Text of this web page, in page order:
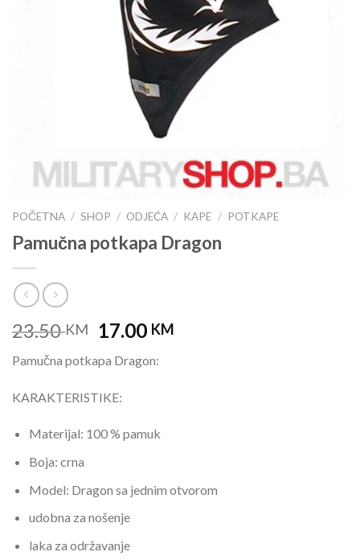
POČETNA / SHOP / ODJEĆA / KAPE / POTKAPE
Pamučna potkapa Dragon
23.50KM
Original
was:
17.00 KM
Pamučna potkapa Dragon:
KARAKTERISTIKE:
Materijal: 100 % pamuk
Boja: crna
Model: Dragon sa jednim otvorom
udobna za nošenje
laka za održavanje